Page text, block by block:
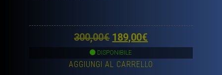
300,00€ Il
prezzo
originale
189,00€
attuale
DISPONIBILE
AGGIUNGI AL CARRELLO